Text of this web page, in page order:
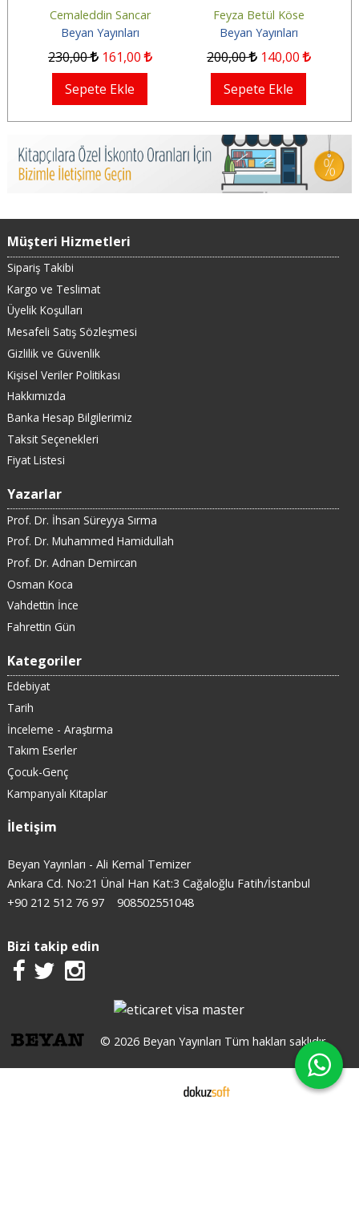
Cemaleddin Sancar
Beyan Yayınları
230,00 161,00
Sepete Ekle
Feyza Betül Köse
Beyan Yayınları
200,00 140,00
Sepete Ekle
Müşteri Hizmetleri
Sipariş Takibi
Kargo ve Teslimat
Üyelik Koşulları
Mesafeli Satış Sözleşmesi
Gizlilik ve Güvenlik
Kişisel Veriler Politikası
Hakkımızda
Banka Hesap Bilgilerimiz
Taksit Seçenekleri
Fiyat Listesi
Yazarlar
Prof. Dr. İhsan Süreyya Sırma
Prof. Dr. Muhammed Hamidullah
Prof. Dr. Adnan Demircan
Osman Koca
Vahdettin İnce
Fahrettin Gün
Kategoriler
Edebiyat
Tarih
İnceleme - Araştırma
Takım Eserler
Çocuk-Genç
Kampanyalı Kitaplar
İletişim
Beyan Yayınları - Ali Kemal Temizer
Ankara Cd. No:21 Ünal Han Kat:3 Cağaloğlu Fatih/İstanbul
+90 212 512 76 97
908502551048
Bizi takip edin
© 2026 Beyan Yayınları Tüm hakları saklıdır.